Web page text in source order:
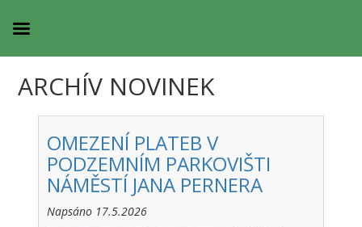
ARCHÍV NOVINEK
OMEZENÍ PLATEB V
PODZEMNÍM PARKOVIŠTI
NÁMĚSTÍ JANA PERNERA
Napsáno 17.5.2026